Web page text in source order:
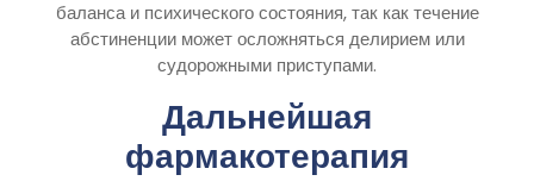
баланса и психического состояния, так как течение
абстиненции может осложняться делирием или
судорожными приступами.
Дальнейшая
фармакотерапия